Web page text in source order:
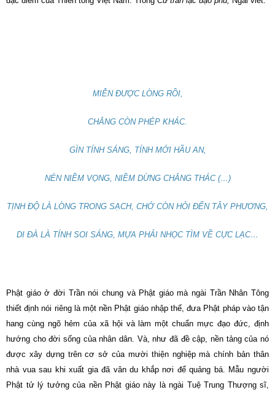
MIỄN ĐƯỢC LÒNG RỒI,
CHẲNG CÒN PHÉP KHÁC.
GÌN TÍNH SÁNG, TÍNH MỚI HẦU AN,
NÉN NIỀM VỌNG, NIỀM DỪNG CHẲNG THÁC (…)
TỊNH ĐỘ LÀ LÒNG TRONG SẠCH, CHỚ CÒN HỎI ĐẾN TÂY PHƯƠNG,
DI ÐÀ LÀ TÍNH SOI SÁNG, MỰA PHẢI NHỌC TÌM VỀ CỰC LẠC…
Phật giáo ở đời Trần nói chung và Phật giáo mà ngài Trần Nhân Tông
thiết định nói riêng là một nền Phật giáo nhập thế, đưa Phật pháp vào tận
hang cùng ngõ hẻm của xã hội và làm một chuẩn mực đạo đức, định
hướng cho đời sống của nhân dân. Và, như đã đề cập, nền tảng của nó
được xây dựng trên cơ sở của mười thiện nghiệp mà chính bản thân
nhà vua sau khi xuất gia đã vân du khắp nơi để quảng bá. Mẫu người
Phật tử lý tưởng của nền Phật giáo này là ngài Tuệ Trung Thượng sĩ,